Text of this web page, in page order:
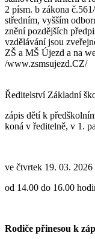
2 písm. b zákona
středním, vyšším
znění pozdějších
vzdělávání jsou
ZŠ a MŠ Újezd a na
/www.zsmsujezd.CZ/
Ředitelství Základní
zápis dětí k
koná v ředitelně, v 1.
ve čtvrtek 19. 03. 2026
od 14.00 do 16.00
Rodiče přinesou k